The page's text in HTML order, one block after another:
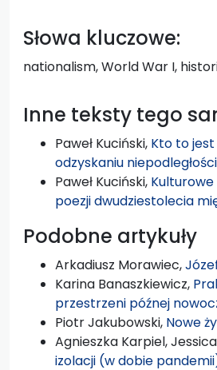
Słowa kluczowe:
nationalism, World War I,
Inne teksty tego
Paweł Kuciński, Kto to jest
odzyskaniu niepodległości
Paweł Kuciński,
poezji dwudziestolecia
Podobne artykuły
Arkadiusz Morawiec,
Karina Banaszkiewicz,
przestrzeni późnej
Piotr Jakubowski, Nowe
Agnieszka Karpiel,
izolacji (w dobie